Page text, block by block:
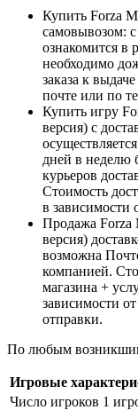
Купить Forza
самовывозом:
ознакомится в
необходимо
заказа к
почте или по
Купить игру
версия) с
дней в неделю
курьеров
Стоимость
в зависимости
Продажа Forza
версия)
возможна
компанией.
магазина +
зависимости
отправки.
По любым
Игровые
Число игроков 1